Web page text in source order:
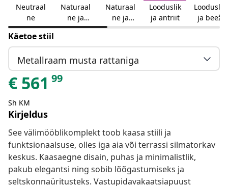
Neutraal
ne
Naturaal
ne ja
kreemjas
Naturaal
ne ja
helehall
Looduslik
ja antriit
Looduslik
ja beež
Käetoe stiil
Metallraam musta rattaniga
€ 561 99
Sh KM
Kirjeldus
See välimööblikomplekt toob kaasa stiili ja
funktsionaalsuse, olles iga aia või terrassi silmatorkav
keskus. Kaasaegne disain, puhas ja minimalistlik,
pakub elegantsi ning sobib lõõgastumiseks ja
seltskonnaüritusteks. Vastupidavakaatsiapuust